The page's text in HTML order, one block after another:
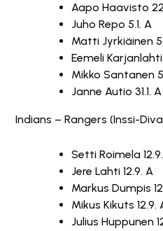
Aapo Haavisto
Juho Repo 5.1. A
Matti Jyrkiäinen
Eemeli Karjanlahti
Mikko Santanen
Janne Autio 31.1. A
Indians – Rangers (Inssi-
Setti Roimela
Jere Lahti 12.9. A
Markus Dumpis
Mikus Kikuts 12.9.
Julius Huppunen